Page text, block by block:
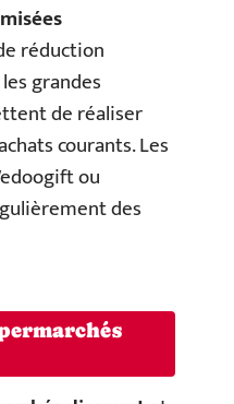
réduction
grandes
de réaliser
courants. Les
ou
des